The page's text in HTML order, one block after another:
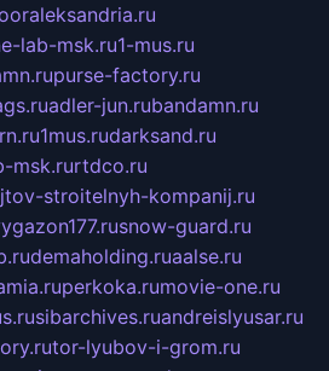
lab-msk.ru1-mus.ru
purse-factory.ru
adler-jun.rubandamn.ru
1mus.rudarksand.ru
msk.rurtdco.ru
stroitelnyh-kompanij.ru
snow-guard.ru
demaholding.ruaalse.ru
perkoka.rumovie-one.ru
sibarchives.ruandreislyusar.ru
tor-lyubov-i-grom.ru